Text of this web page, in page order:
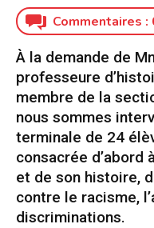
Commentaires :
À la demande de
professeure
membre de la
nous sommes
terminale de 24
consacrée d’abord
et de son histoire,
contre le racisme,
discriminations.